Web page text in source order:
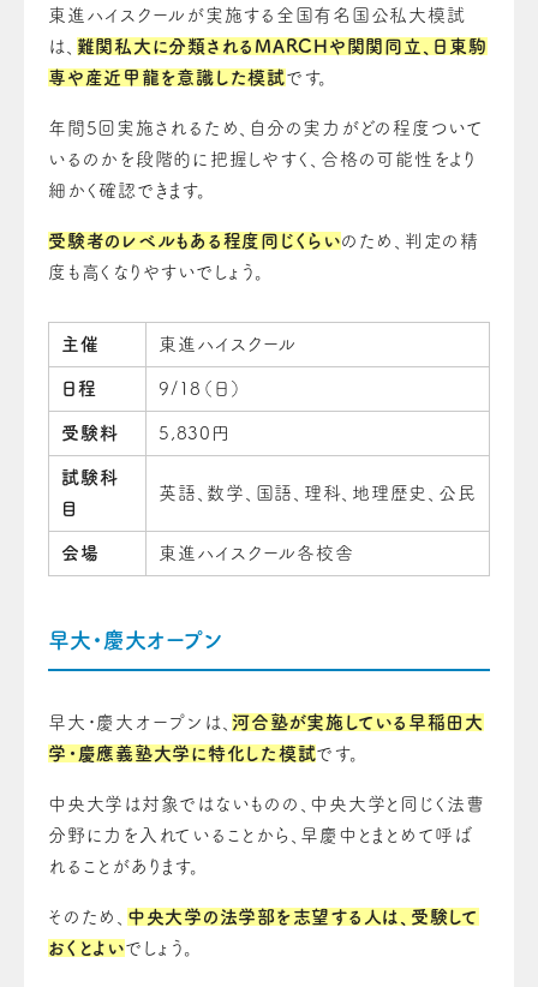
東進ハイスクールが実施する全国有名国公私大模試
は、 難関私大に分類されるMARCHや関関同立、日東駒
専や産近甲龍を意識した模試 です。
年間5回実施されるため、自分の実力がどの程度ついて
いるのかを段階的に把握しやすく、合格の可能性をより
細かく確認できます。
受験者のレベルもある程度同じくらいのため、判定の精
度も高くなりやすいでしょう。
主催 東進ハイスクール
日程 9/18（日）
受験料 5,830円
試験科
目
英語、数学、国語、理科、地理歴史、公民
会場 東進ハイスクール各校舎
早大・慶大オープン
早大・慶大オープンは、 河合塾が実施している早稲田大
学・慶應義塾大学に特化した模試です。
中央大学は対象ではないものの、中央大学と同じく法曹
分野に力を入れていることから、早慶中とまとめて呼ば
れることがあります。
そのため、 中央大学の法学部を志望する人は、受験して
おくとよいでしょう。